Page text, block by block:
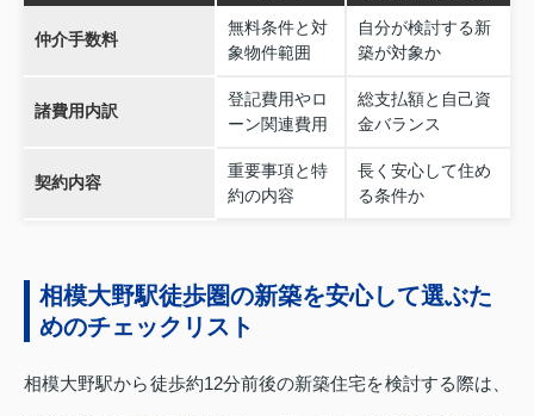
仲介手数料
無料条件と対
象物件範囲
自分が検討する新
築が対象か
諸費用内訳
登記費用やロ
ーン関連費用
総支払額と自己資
金バランス
契約内容
重要事項と特
約の内容
長く安心して住め
る条件か
相模大野駅徒歩圏の新築を安心して選ぶた
めのチェックリスト
相模大野駅から徒歩約12分前後の新築住宅を検討する際は、